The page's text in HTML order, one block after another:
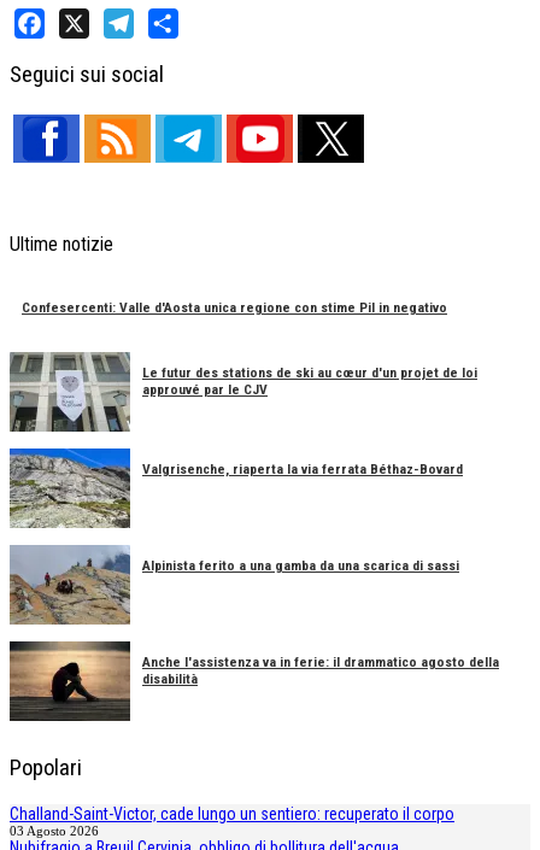
Seguici sui social
Ultime notizie
Confesercenti: Valle d'Aosta unica regione con stime Pil in negativo
Le futur des stations de ski au cœur d'un projet de loi
approuvé par le CJV
Valgrisenche, riaperta la via ferrata Béthaz-Bovard
Alpinista ferito a una gamba da una scarica di sassi
Anche l'assistenza va in ferie: il drammatico agosto della
disabilità
Popolari
Challand-Saint-Victor, cade lungo un sentiero: recuperato il corpo
03 Agosto 2026